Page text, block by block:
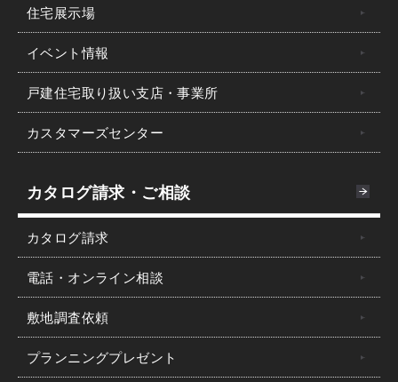
住宅展示場
イベント情報
戸建住宅取り扱い支店・事業所
カスタマーズセンター
カタログ請求・ご相談
カタログ請求
電話・オンライン相談
敷地調査依頼
プランニングプレゼント